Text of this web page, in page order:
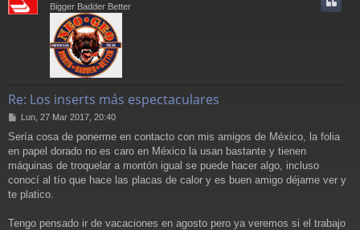
Bigger Badder Better
Re: Los inserts más espectaculares
M
n
s
a
j
Lun, 27 Mar 2017, 20:40
Sería cosa de ponerme en contacto con mis amigos de México, la folia
en papel dorado no es caro en México la usan bastante y tienen
máquinas de troquelar a montón igual se puede hacer algo, incluso
conocí al tío que hace las placas de calor y es buen amigo déjame ver y
te platico.
Tengo pensado ir de vacaciones en agosto pero ya veremos si el trabajo